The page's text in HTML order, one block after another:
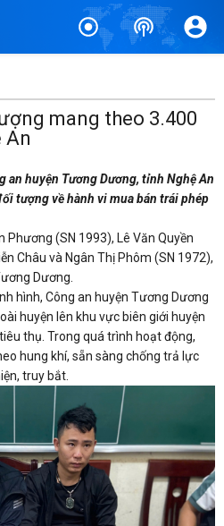
mang theo 3.400
An
an huyện Tương Dương, tỉnh Nghệ An
tượng về hành vi mua bán trái phép
Phương (SN 1993), Lê Văn Quyền
Châu và Ngân Thị Phôm (SN 1972),
Dương.
hình, Công an huyện Tương Dương
huyện lên khu vực biên giới huyện
thụ. Trong quá trình hoạt động,
hung khí, sẵn sàng chống trả lực
truy bắt.